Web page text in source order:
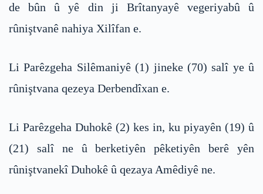
de bûn û yê din ji Brîtanyayê vegeriyabû û
rûniştvanê nahiya Xilîfan e.
Li Parêzgeha Silêmaniyê (1) jineke (70) salî ye û
rûniştvana qezeya Derbendîxan e.
Li Parêzgeha Duhokê (2) kes in, ku piyayên (19) û
(21) salî ne û berketiyên pêketiyên berê yên
rûniştvanekî Duhokê û qezaya Amêdiyê ne.